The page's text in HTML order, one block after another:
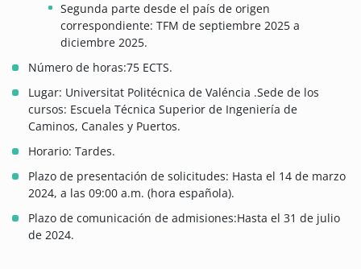
Segunda parte desde el país de origen
correspondiente: TFM de septiembre 2025 a
diciembre 2025.
Número de horas:75 ECTS.
Lugar: Universitat Politécnica de Valéncia .Sede de los
cursos: Escuela Técnica Superior de Ingeniería de
Caminos, Canales y Puertos.
Horario: Tardes.
Plazo de presentación de solicitudes: Hasta el 14 de marzo
2024, a las 09:00 a.m. (hora española).
Plazo de comunicación de admisiones:Hasta el 31 de julio
de 2024.